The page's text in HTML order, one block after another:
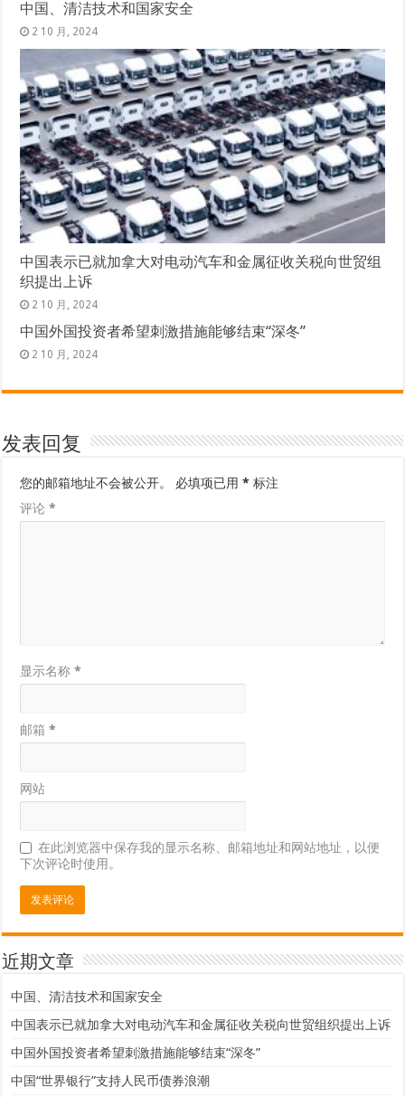
中国、清洁技术和国家安全
2 10 月, 2024
中国表示已就加拿大对电动汽车和金属征收关税向世贸组
织提出上诉
2 10 月, 2024
中国外国投资者希望刺激措施能够结束“深冬”
2 10 月, 2024
发表回复
您的邮箱地址不会被公开。 必填项已用* 标注
评论*
显示名称*
邮箱*
网站
在此浏览器中保存我的显示名称、邮箱地址和网站地址，以便
下次评论时使用。
近期文章
中国、清洁技术和国家安全
中国表示已就加拿大对电动汽车和金属征收关税向世贸组织提出上诉
中国外国投资者希望刺激措施能够结束“深冬”
中国“世界银行”支持人民币债券浪潮